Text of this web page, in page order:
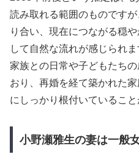
読み取れる範囲のものです
り合い、現在につながる穏
して自然な流れが感じられ
家族との日常や子どもたち
おり、再婚を経て築かれた
にしっかり根付いていること
小野瀬雅生の妻は一般